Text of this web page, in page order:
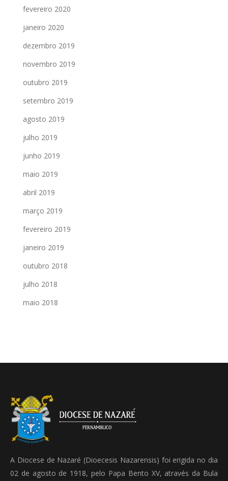
fevereiro 2020
janeiro 2020
dezembro 2019
novembro 2019
outubro 2019
setembro 2019
agosto 2019
julho 2019
junho 2019
maio 2019
abril 2019
março 2019
fevereiro 2019
janeiro 2019
outubro 2018
julho 2018
maio 2018
A Diocese de Nazaré (Dioecesis Nazarensis) foi erigida no dia
02 de agosto de 1918, pelo Papa Bento XV, através da Bula